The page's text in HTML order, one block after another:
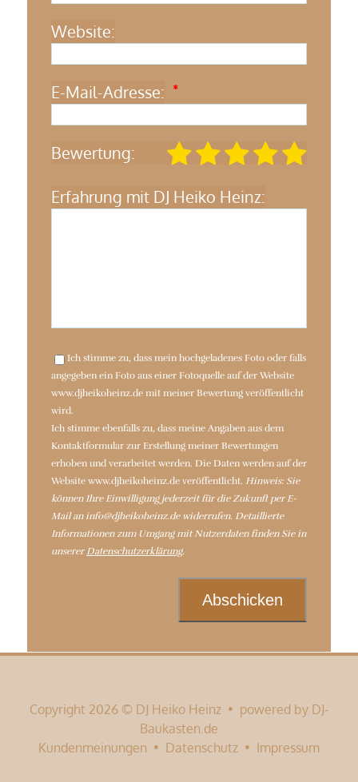
Website:
E-Mail-Adresse: *
Bewertung:
Erfahrung mit DJ Heiko Heinz:
Ich stimme zu, dass mein hochgeladenes Foto oder falls
angegeben ein Foto aus einer Fotoquelle auf der Website
www.djheikoheinz.de mit meiner Bewertung veröffentlicht
wird.
Ich stimme ebenfalls zu, dass meine Angaben aus dem
Kontaktformular zur Erstellung meiner Bewertungen
erhoben und verarbeitet werden. Die Daten werden auf der
Website www.djheikoheinz.de veröffentlicht. Hinweis: Sie
können Ihre Einwilligung jederzeit für die Zukunft per E-
Mail an info@djheikoheinz.de widerrufen. Detaillierte
Informationen zum Umgang mit Nutzerdaten finden Sie in
unserer Datenschutzerklärung.
Copyright 2026 © DJ Heiko Heinz • powered by DJ-
Baukasten.de
Kundenmeinungen • Datenschutz • Impressum